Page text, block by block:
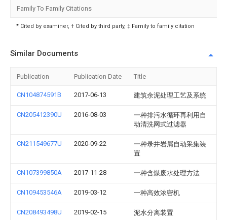
Family To Family Citations
* Cited by examiner, † Cited by third party, ‡ Family to family citation
Similar Documents
Publication Publication Date Title
CN104874591B 2017-06-13 建筑余泥处理工艺及系统
CN205412390U 2016-08-03
一种排污水循环再利用自
动清洗网式过滤器
CN211549677U 2020-09-22
一种录井岩屑自动采集装
置
CN107399850A 2017-11-28 一种含煤废水处理方法
CN109453546A 2019-03-12 一种高效浓密机
CN208493498U 2019-02-15 泥水分离装置